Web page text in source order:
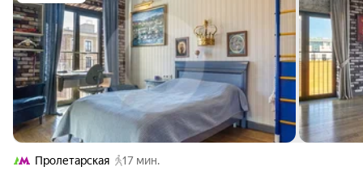
Пролетарская
17 мин.